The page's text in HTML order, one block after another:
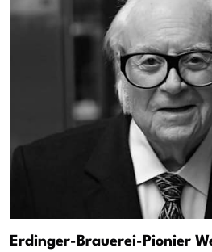
Erdinger-Brauerei-Pionier